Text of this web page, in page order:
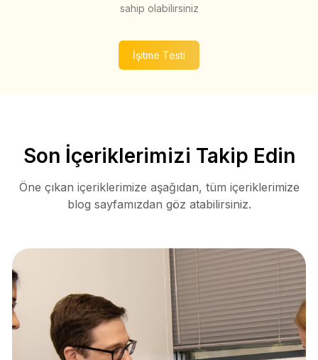
sahip olabilirsiniz
İşitme Testi
Son İçeriklerimizi Takip Edin
Öne çıkan içeriklerimize aşağıdan, tüm içeriklerimize
blog sayfamızdan göz atabilirsiniz.